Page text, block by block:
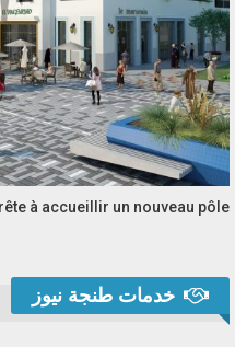
à accueillir un nouveau pôle…
خدمات طنجة نيوز